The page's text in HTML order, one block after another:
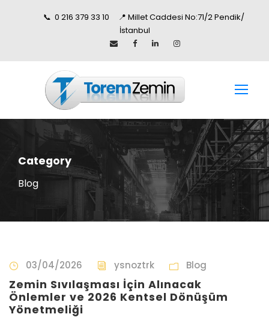
📞 0 216 379 33 10 📍 Millet Caddesi No:71/2 Pendik/
İstanbul
Category
Blog
03/04/2026 ysnoztrk Blog
Zemin Sıvılaşması İçin Alınacak
Önlemler ve 2026 Kentsel Dönüşüm
Yönetmeliği